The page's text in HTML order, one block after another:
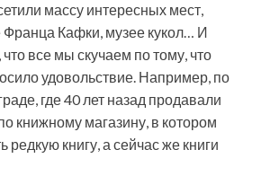
массу интересных мест,
Кафки, музее кукол… И
все мы скучаем по тому, что
удовольствие. Например, по
где 40 лет назад продавали
книжному магазину, в котором
редкую книгу, а сейчас же книги